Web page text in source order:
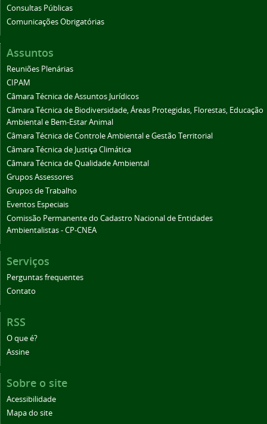
Consultas Públicas
Comunicações Obrigatórias
Assuntos
Reuniões Plenárias
CIPAM
Câmara Técnica de Assuntos Jurídicos
Câmara Técnica de Biodiversidade, Áreas Protegidas, Florestas, Educação
Ambiental e Bem-Estar Animal
Câmara Técnica de Controle Ambiental e Gestão Territorial
Câmara Técnica de Justiça Climática
Câmara Técnica de Qualidade Ambiental
Grupos Assessores
Grupos de Trabalho
Eventos Especiais
Comissão Permanente do Cadastro Nacional de Entidades
Ambientalistas - CP-CNEA
Serviços
Perguntas frequentes
Contato
RSS
O que é?
Assine
Sobre o site
Acessibilidade
Mapa do site